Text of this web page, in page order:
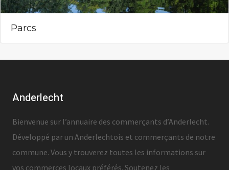
Parcs
Anderlecht
Bienvenue sur l’annuaire des commerçants d’Anderlecht.
Développé par un Anderlechtois et commerçants de notre
commune. Vous y trouverez toutes les informations sur
vos commerces locaux préférés. Soutenez les